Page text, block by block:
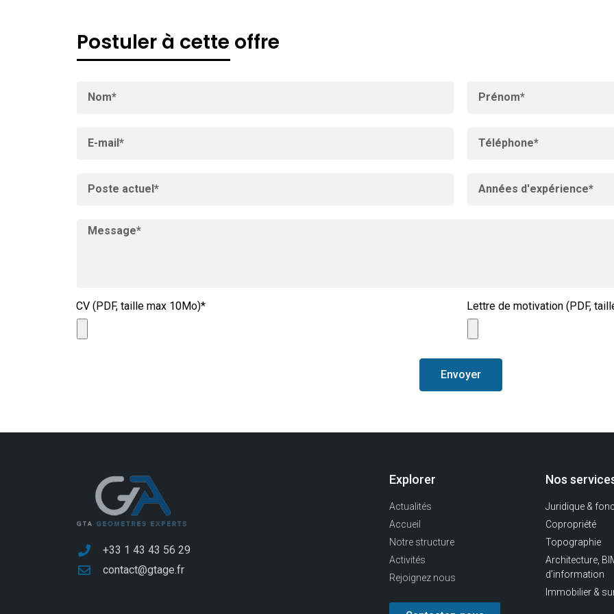
Postuler à cette offre
CV (PDF, taille max 10Mo)* Lettre de motivation (PDF,
Envoyer
+33 1 43 43 56 29
contact@gtage.fr
Explorer
Actualités
Accueil
Notre structure
Activités
Rejoignez nous
Nos
Juridique &
Copropriété
Topographie
Architecture,
d’information
Immobilier &